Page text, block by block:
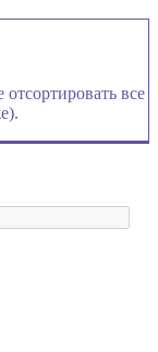
отсортировать все